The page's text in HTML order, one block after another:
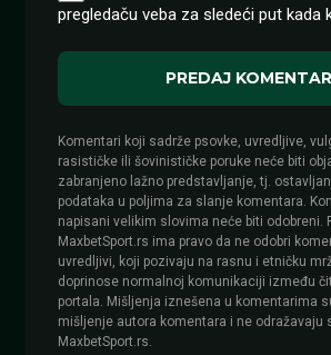
pregledaču veba za sledeći put kada
Komentari koji sadrže psovke, uvredljive,
rasističke ili šovinističke poruke neće biti
zabranjeno lažno predstavljanje, tj.
podataka u poljima za slanje komentara.
napisani velikim slovima neće biti odobreni.
MaxbetSport.rs ima pravo da ne odobri
uvredljivi, koji pozivaju na rasnu i etničku
doprinose normalnoj komunikaciji između
portala. Mišljenja iznešena u komentarima
mišljenje autora komentara i ne odražavaju
MaxbetSport.rs.